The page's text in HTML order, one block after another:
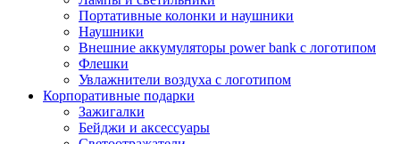
Портативные колонки и наушники
Наушники
Внешние аккумуляторы power bank с логотипом
Флешки
Увлажнители воздуха с логотипом
Корпоративные подарки
Зажигалки
Бейджи и аксессуары